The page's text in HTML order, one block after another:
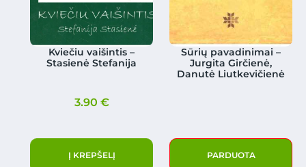
Kviečiu vaišintis –
Stasienė Stefanija
3.90 €
Į KREPŠELĮ
Sūrių pavadinimai –
Jurgita Girčienė,
Danutė Liutkevičienė
PARDUOTA